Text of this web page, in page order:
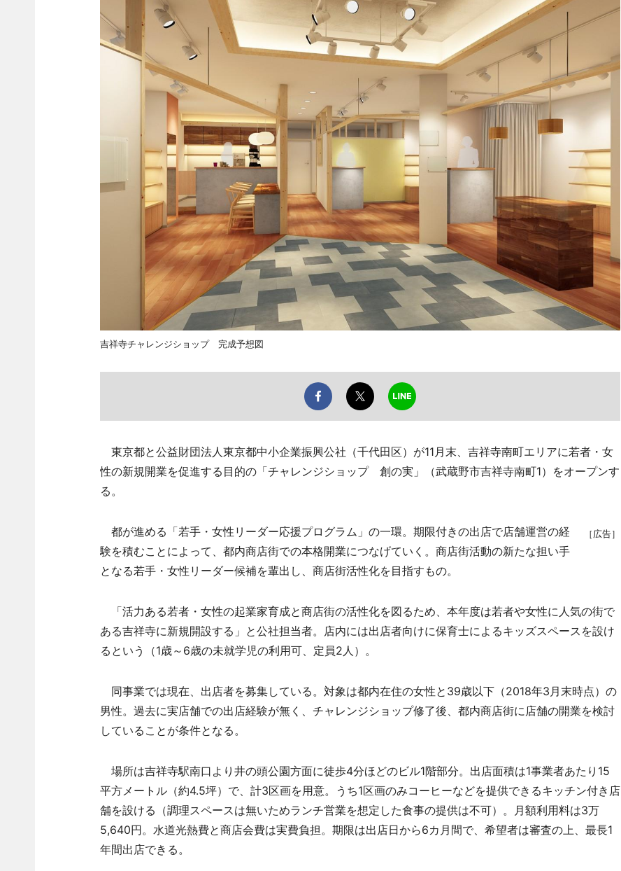
吉祥寺チャレンジショップ 完成予想図
東京都と公益財団法人東京都中小企業振興公社（千代田区）が11月末、吉祥寺南町エリアに若者・女
性の新規開業を促進する目的の「チャレンジショップ 創の実」（武蔵野市吉祥寺南町1）をオープンす
る。
［広告］
都が進める「若手・女性リーダー応援プログラム」の一環。期限付きの出店で店舗運営の経
験を積むことによって、都内商店街での本格開業につなげていく。商店街活動の新たな担い手
となる若手・女性リーダー候補を輩出し、商店街活性化を目指すもの。
「活力ある若者・女性の起業家育成と商店街の活性化を図るため、本年度は若者や女性に人気の街で
ある吉祥寺に新規開設する」と公社担当者。店内には出店者向けに保育士によるキッズスペースを設け
るという（1歳～6歳の未就学児の利用可、定員2人）。
同事業では現在、出店者を募集している。対象は都内在住の女性と39歳以下（2018年3月末時点）の
男性。過去に実店舗での出店経験が無く、チャレンジショップ修了後、都内商店街に店舗の開業を検討
していることが条件となる。
場所は吉祥寺駅南口より井の頭公園方面に徒歩4分ほどのビル1階部分。出店面積は1事業者あたり15
平方メートル（約4.5坪）で、計3区画を用意。うち1区画のみコーヒーなどを提供できるキッチン付き店
舗を設ける（調理スペースは無いためランチ営業を想定した食事の提供は不可）。月額利用料は3万
5,640円。水道光熱費と商店会費は実費負担。期限は出店日から6カ月間で、希望者は審査の上、最長1
年間出店できる。